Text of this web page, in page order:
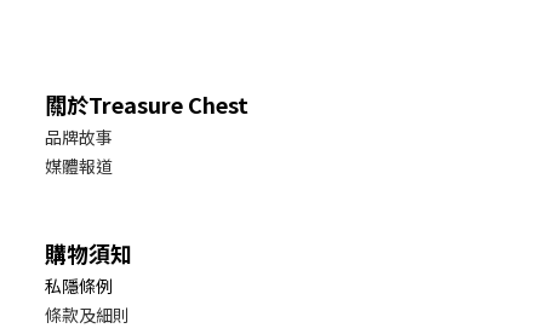
關於Treasure Chest
品牌故事
媒體報道
購物須知
私隱條例
條款及細則